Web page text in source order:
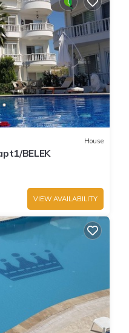
House
BELEK
VIEW AVAILABILITY